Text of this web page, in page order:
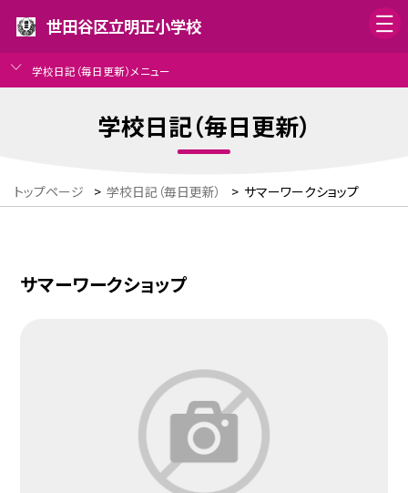
世田谷区立明正小学校
学校日記（毎日更新）メニュー
学校日記（毎日更新）
トップページ > 学校日記（毎日更新） > サマーワークショップ
サマーワークショップ